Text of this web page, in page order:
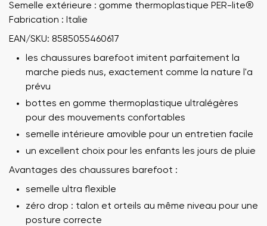
Semelle extérieure : gomme thermoplastique PER-lite®️
Fabrication : Italie
EAN/SKU: 8585055460617
les chaussures barefoot imitent parfaitement la
marche pieds nus, exactement comme la nature l'a
prévu
bottes en gomme thermoplastique ultralégères
pour des mouvements confortables
semelle intérieure amovible pour un entretien facile
un excellent choix pour les enfants les jours de pluie
Avantages des chaussures barefoot :
semelle ultra flexible
zéro drop : talon et orteils au même niveau pour une
posture correcte